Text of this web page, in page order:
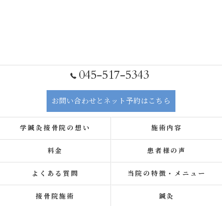
045-517-5343
お問い合わせとネット予約はこちら
学鍼灸接骨院の想い 施術内容
料金 患者様の声
よくある質問 当院の特徴・メニュー
接骨院施術 鍼灸